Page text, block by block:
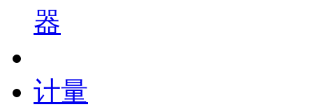
器
计量